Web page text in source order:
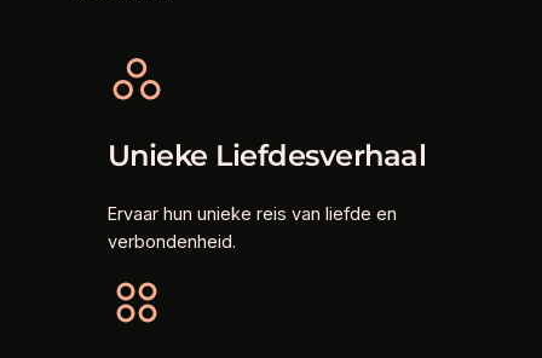
Unieke Liefdesverhaal
Ervaar hun unieke reis van liefde en
verbondenheid.